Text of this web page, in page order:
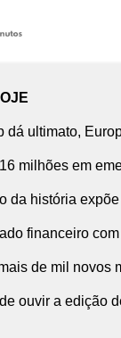
dá ultimato,
milhões em
da história
financeiro
de mil novos
ouvir a edição